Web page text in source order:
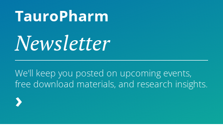
TauroPharm
Newsletter
We'll keep you posted on upcoming events,
free download materials, and research insights.